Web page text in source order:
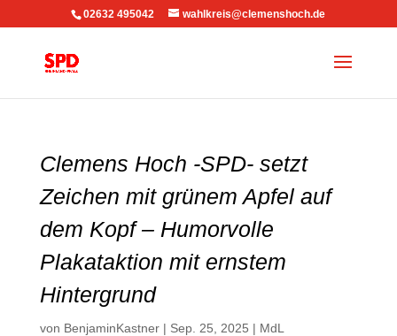
02632 495042 wahlkreis@clemenshoch.de
Clemens Hoch -SPD- setzt
Zeichen mit grünem Apfel auf
dem Kopf – Humorvolle
Plakataktion mit ernstem
Hintergrund
von BenjaminKastner| Sep. 25, 2025 | MdL